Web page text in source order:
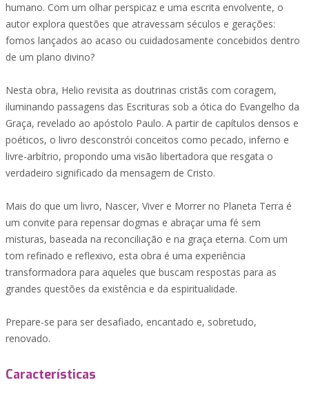
humano. Com um olhar perspicaz e uma escrita envolvente, o
autor explora questões que atravessam séculos e gerações:
fomos lançados ao acaso ou cuidadosamente concebidos dentro
de um plano divino?
Nesta obra, Helio revisita as doutrinas cristãs com coragem,
iluminando passagens das Escrituras sob a ótica do Evangelho da
Graça, revelado ao apóstolo Paulo. A partir de capítulos densos e
poéticos, o livro desconstrói conceitos como pecado, inferno e
livre-arbítrio, propondo uma visão libertadora que resgata o
verdadeiro significado da mensagem de Cristo.
Mais do que um livro, Nascer, Viver e Morrer no Planeta Terra é
um convite para repensar dogmas e abraçar uma fé sem
misturas, baseada na reconciliação e na graça eterna. Com um
tom refinado e reflexivo, esta obra é uma experiência
transformadora para aqueles que buscam respostas para as
grandes questões da existência e da espiritualidade.
Prepare-se para ser desafiado, encantado e, sobretudo,
renovado.
Características